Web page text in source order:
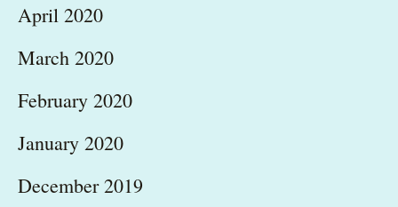
April 2020
March 2020
February 2020
January 2020
December 2019